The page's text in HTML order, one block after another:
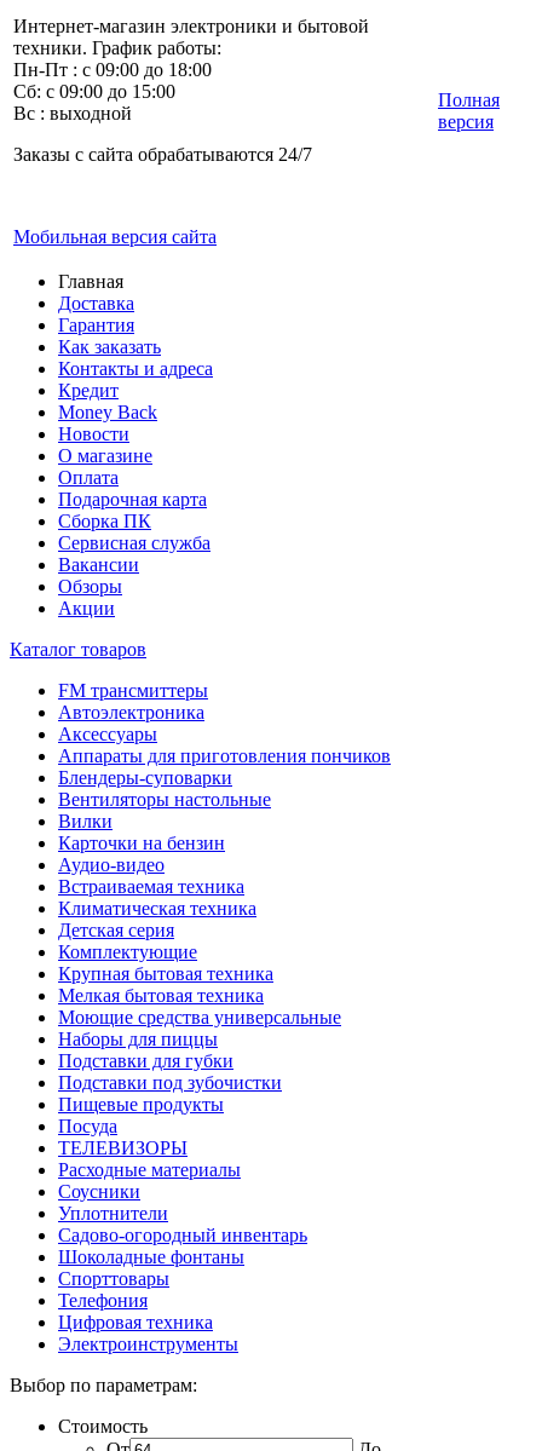
Интернет-магазин электроники и бытовой
техники. График работы:
Пн-Пт : с 09:00 до 18:00
Сб: с 09:00 до 15:00
Вс : выходной
Заказы с сайта обрабатываются 24/7
Мобильная версия сайта
Полная
версия
Главная
Доставка
Гарантия
Как заказать
Контакты и адреса
Кредит
Money Back
Новости
О магазине
Оплата
Подарочная карта
Сборка ПК
Сервисная служба
Вакансии
Обзоры
Акции
Каталог товаров
FM трансмиттеры
Автоэлектроника
Аксессуары
Аппараты для приготовления пончиков
Блендеры-суповарки
Вентиляторы настольные
Вилки
Карточки на бензин
Аудио-видео
Встраиваемая техника
Климатическая техника
Детская серия
Комплектующие
Крупная бытовая техника
Мелкая бытовая техника
Моющие средства универсальные
Наборы для пиццы
Подставки для губки
Подставки под зубочистки
Пищевые продукты
Посуда
ТЕЛЕВИЗОРЫ
Расходные материалы
Соусники
Уплотнители
Садово-огородный инвентарь
Шоколадные фонтаны
Спорттовары
Телефония
Цифровая техника
Электроинструменты
Выбор по параметрам:
Стоимость